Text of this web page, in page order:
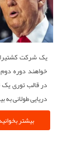
یک شرکت
خواهند دوره دوم
دریایی طولانی به بیش از 140 کشور
بیشتر